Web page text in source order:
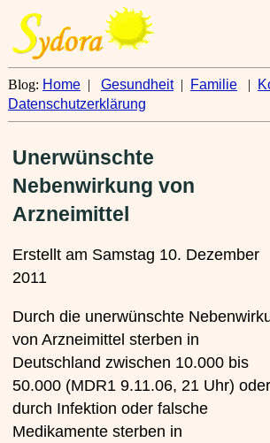
Blog: Home| Gesundheit| Familie|
Datenschutzerklärung
Unerwünschte
Nebenwirkung von
Arzneimittel
Erstellt am Samstag 10. Dezember
2011
Durch die unerwünschte
von Arzneimittel sterben in
Deutschland zwischen 10.000 bis
50.000 (MDR1 9.11.06, 21 Uhr) oder
durch Infektion oder falsche
Medikamente sterben in